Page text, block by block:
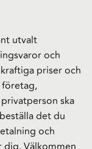
utvalt
och
priser och
företag,
ska
det du
och